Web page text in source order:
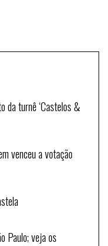
da turnê ‘Castelos &
venceu a votação
Paulo; veja os